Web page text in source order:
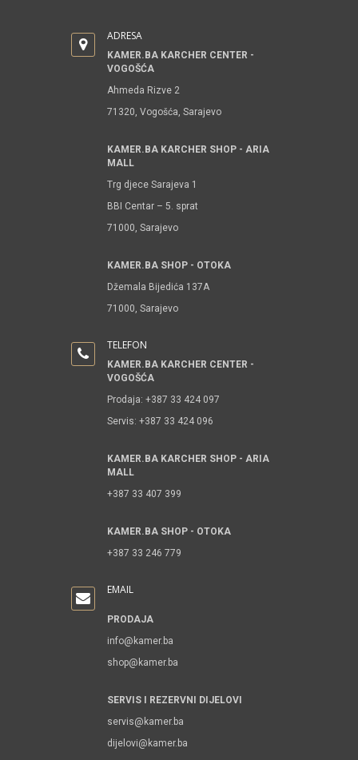
ADRESA
KAMER.BA KARCHER CENTER -
VOGOŠĆA
Ahmeda Rizve 2
71320, Vogošća, Sarajevo
KAMER.BA KARCHER SHOP - ARIA
MALL
Trg djece Sarajeva 1
BBI Centar – 5. sprat
71000, Sarajevo
KAMER.BA SHOP - OTOKA
Džemala Bijedića 137A
71000, Sarajevo
TELEFON
KAMER.BA KARCHER CENTER -
VOGOŠĆA
Prodaja: +387 33 424 097
Servis: +387 33 424 096
KAMER.BA KARCHER SHOP - ARIA
MALL
+387 33 407 399
KAMER.BA SHOP - OTOKA
+387 33 246 779
EMAIL
PRODAJA
info@kamer.ba
shop@kamer.ba
SERVIS I REZERVNI DIJELOVI
servis@kamer.ba
dijelovi@kamer.ba